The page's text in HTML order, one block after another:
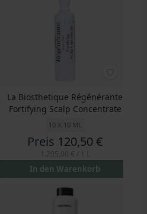
La Biosthetique Régénérante
Fortifying Scalp Concentrate
10 X 10 ML
Preis 120,50 €
In den Warenkorb